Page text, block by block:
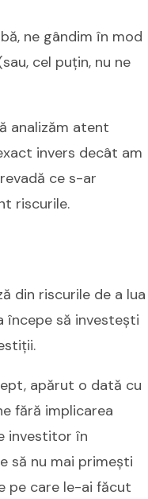
ne gândim în mod
cel puțin, nu ne
analizăm atent
invers decât am
ce s-ar
riscurile.
din riscurile de a lua
începe să investești
apărut o dată cu
fără implicarea
investitor în
să nu mai primeşti
pe care le-ai făcut